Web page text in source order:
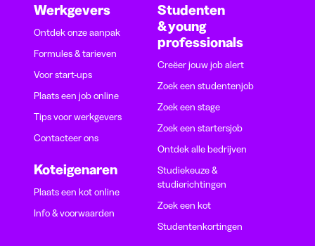
Werkgevers
Ontdek onze aanpak
Formules & tarieven
Voor start-ups
Plaats een job online
Tips voor werkgevers
Contacteer ons
Koteigenaren
Plaats een kot online
Info & voorwaarden
Studenten
& young
professionals
Creëer jouw job alert
Zoek een studentenjob
Zoek een stage
Zoek een startersjob
Ontdek alle bedrijven
Studiekeuze &
studierichtingen
Zoek een kot
Studentenkortingen